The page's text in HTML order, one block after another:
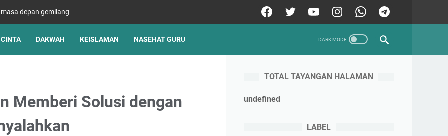
depan gemilang
CINTA DAKWAH KEISLAMAN NASEHAT GURU
Memberi Solusi dengan
TOTAL TAYANGAN HALAMAN
undefned
LABEL